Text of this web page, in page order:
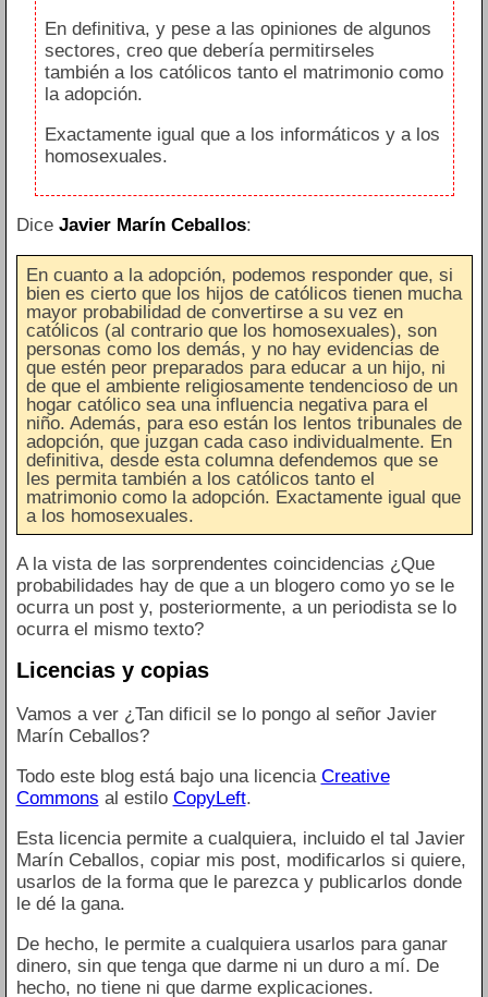
En definitiva, y pese a las opiniones de algunos
sectores, creo que debería permitirseles
también a los católicos tanto el matrimonio como
la adopción.
Exactamente igual que a los informáticos y a los
homosexuales.
Dice Javier Marín Ceballos:
En cuanto a la adopción, podemos responder que, si
bien es cierto que los hijos de católicos tienen mucha
mayor probabilidad de convertirse a su vez en
católicos (al contrario que los homosexuales), son
personas como los demás, y no hay evidencias de
que estén peor preparados para educar a un hijo, ni
de que el ambiente religiosamente tendencioso de un
hogar católico sea una influencia negativa para el
niño. Además, para eso están los lentos tribunales de
adopción, que juzgan cada caso individualmente. En
definitiva, desde esta columna defendemos que se
les permita también a los católicos tanto el
matrimonio como la adopción. Exactamente igual que
a los homosexuales.
A la vista de las sorprendentes coincidencias ¿Que
probabilidades hay de que a un blogero como yo se le
ocurra un post y, posteriormente, a un periodista se lo
ocurra el mismo texto?
Licencias y copias
Vamos a ver ¿Tan dificil se lo pongo al señor Javier
Marín Ceballos?
Todo este blog está bajo una licencia Creative
Commons al estilo CopyLeft.
Esta licencia permite a cualquiera, incluido el tal Javier
Marín Ceballos, copiar mis post, modificarlos si quiere,
usarlos de la forma que le parezca y publicarlos donde
le dé la gana.
De hecho, le permite a cualquiera usarlos para ganar
dinero, sin que tenga que darme ni un duro a mí. De
hecho, no tiene ni que darme explicaciones.